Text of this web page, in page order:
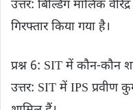
उत्तर: बिल्डिंग मालिक
गिरफ्तार किया गया है।
प्रश्न 6: SIT में कौन-कौन
उत्तर: SIT में IPS